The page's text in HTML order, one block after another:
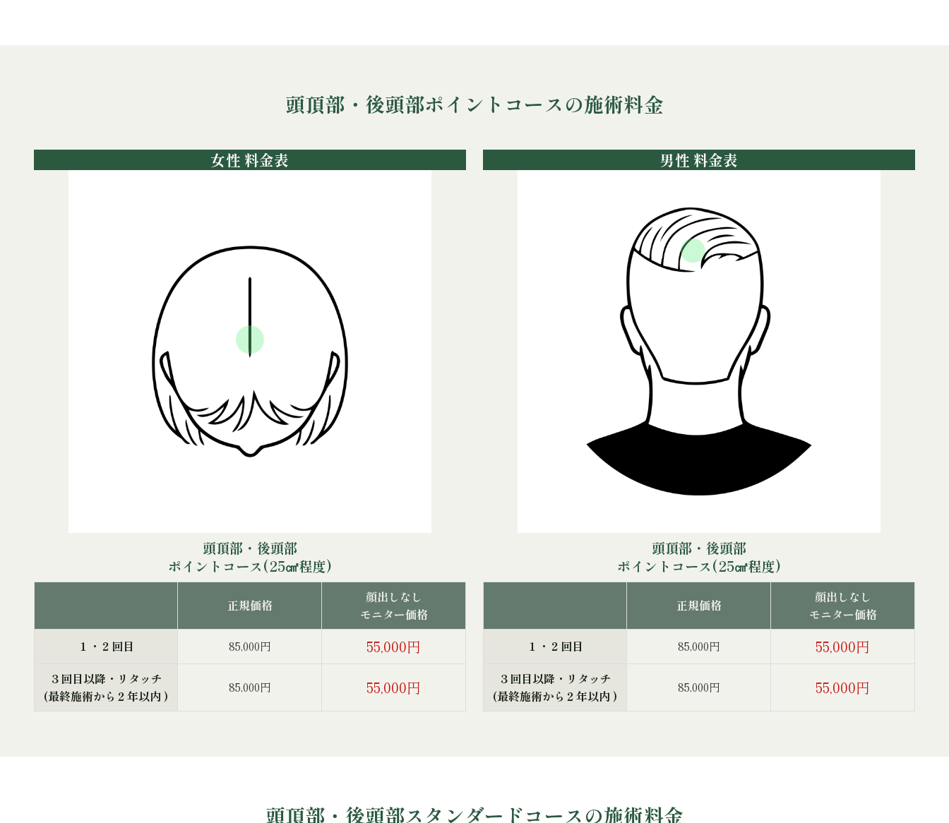
頭頂部・後頭部ポイントコースの施術料金
女性 料金表
頭頂部・後頭部
ポイントコース(25㎠程度)
正規価格
顔出しなし
モニター価格
１・２回目
85,000円 55,000円
３回目以降・リタッチ
(最終施術から２年以内 )
85,000円 55,000円
男性 料金表
頭頂部・後頭部
ポイントコース(25㎠程度)
正規価格
顔出しなし
モニター価格
１・２回目
85,000円 55,000円
３回目以降・リタッチ
(最終施術から２年以内 )
85,000円 55,000円
頭頂部・後頭部スタンダードコースの施術料金